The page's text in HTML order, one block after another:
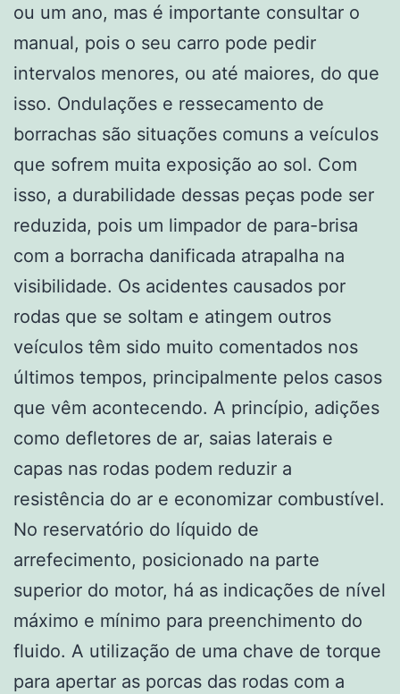
ou um ano, mas é importante consultar o
manual, pois o seu carro pode pedir
intervalos menores, ou até maiores, do que
isso. Ondulações e ressecamento de
borrachas são situações comuns a veículos
que sofrem muita exposição ao sol. Com
isso, a durabilidade dessas peças pode ser
reduzida, pois um limpador de para-brisa
com a borracha danificada atrapalha na
visibilidade. Os acidentes causados por
rodas que se soltam e atingem outros
veículos têm sido muito comentados nos
últimos tempos, principalmente pelos casos
que vêm acontecendo. A princípio, adições
como defletores de ar, saias laterais e
capas nas rodas podem reduzir a
resistência do ar e economizar combustível.
No reservatório do líquido de
arrefecimento, posicionado na parte
superior do motor, há as indicações de nível
máximo e mínimo para preenchimento do
fluido. A utilização de uma chave de torque
para apertar as porcas das rodas com a